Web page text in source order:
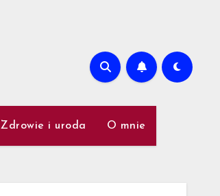
Zdrowie i uroda O mnie